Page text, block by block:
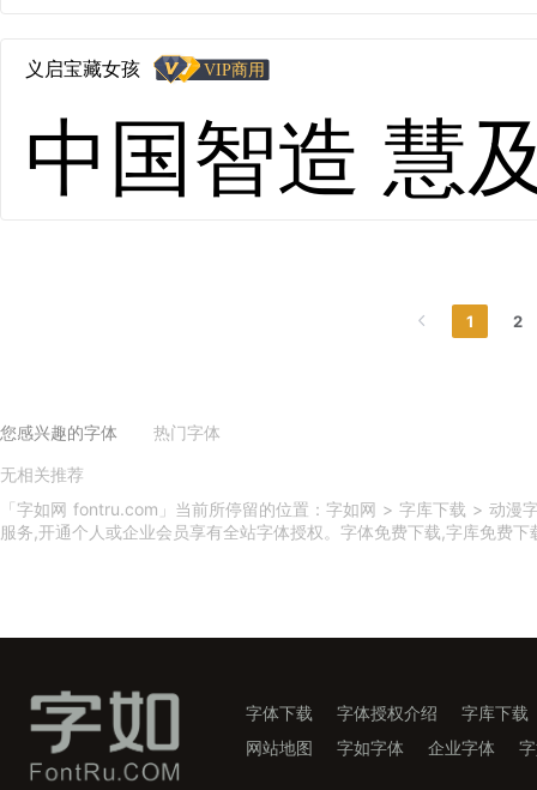
义启宝藏女孩
中国智造 慧
1 2
您感兴趣的字体 热门字体
无相关推荐
「字如网 fontru.com」当前所停留的位置：字如网 > 字库下载 > 动
服务,开通个人或企业会员享有全站字体授权。字体免费下载,字库免费
义启庆国体
小美好体
义启动漫体 印品灵秀体 换一换
字体下载 字体授权介绍
字库下载
网站地图
字如字体 企业字体